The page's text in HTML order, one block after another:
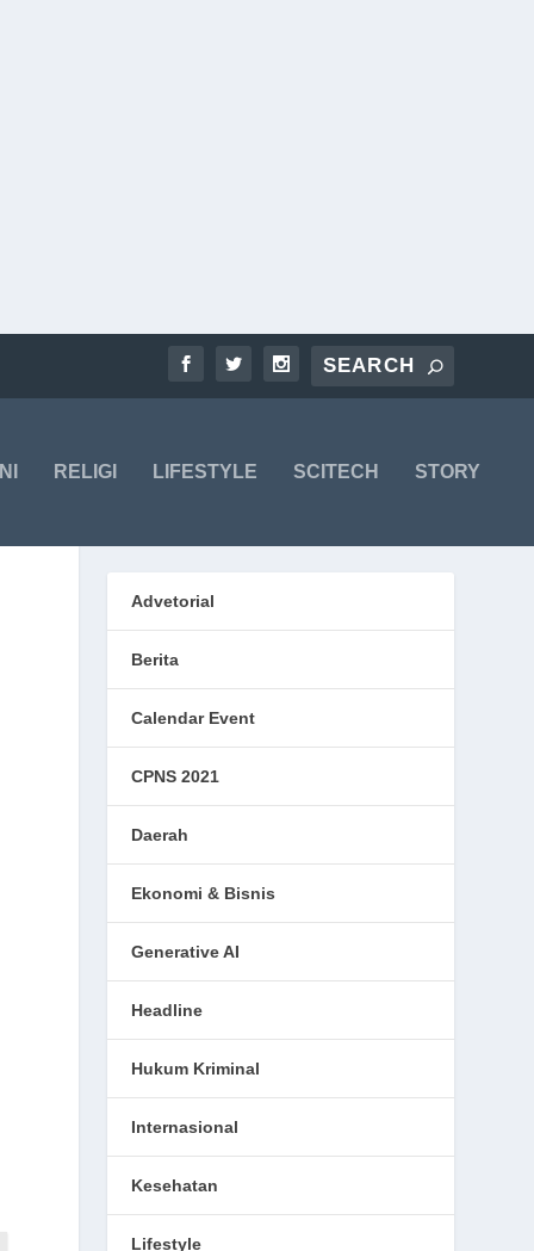
RELIGI LIFESTYLE SCITECH STORY
Advetorial
Berita
Calendar Event
CPNS 2021
Daerah
Ekonomi & Bisnis
Generative AI
Headline
Hukum Kriminal
Internasional
Kesehatan
Lifestyle